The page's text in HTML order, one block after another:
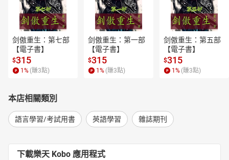
剑傲重生：第七部
【電子書】
$315
1 % (賺3點)
剑傲重生：第一部
【電子書】
$315
1 % (賺3點)
剑傲重生：第五部
【電子書】
$315
1 % (賺3點)
本店相關類別
語言學習/考試用書 英語學習 雜誌期刊
下載樂天 Kobo 應用程式